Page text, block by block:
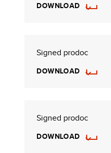
DOWNLOAD
Signed prodoc
DOWNLOAD
Signed prodoc
DOWNLOAD